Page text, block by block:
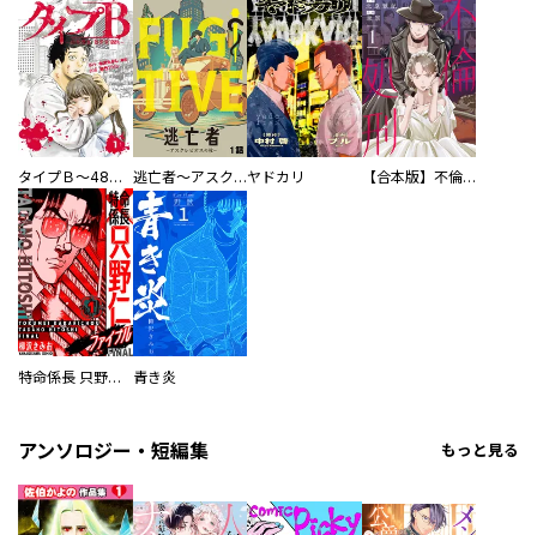
タイプＢ～48時間後、致死率100％～【単話】 逃亡者～アスクレピオスの杖～ヤドカリ 【合本版】不倫処刑
特命係長 只野仁ファイナル 愛蔵版 青き炎
アンソロジー・短編集 もっと見る